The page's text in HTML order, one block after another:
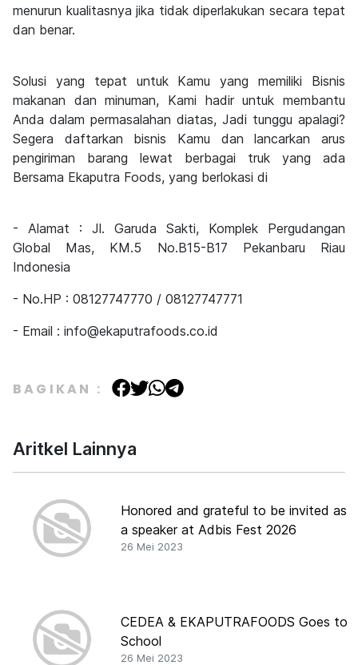
menurun kualitasnya jika tidak diperlakukan secara tepat
dan benar.
Solusi yang tepat untuk Kamu yang memiliki Bisnis
makanan dan minuman, Kami hadir untuk membantu
Anda dalam permasalahan diatas, Jadi tunggu apalagi?
Segera daftarkan bisnis Kamu dan lancarkan arus
pengiriman barang lewat berbagai truk yang ada
Bersama Ekaputra Foods, yang berlokasi di
- Alamat : Jl. Garuda Sakti, Komplek Pergudangan
Global Mas, KM.5 No.B15-B17 Pekanbaru Riau
Indonesia
- No.HP : 08127747770 / 08127747771
- Email : info@ekaputrafoods.co.id
BAGIKAN :
Aritkel Lainnya
Honored and grateful to be invited as
a speaker at Adbis Fest 2026
26 Mei 2023
CEDEA & EKAPUTRAFOODS Goes to
School
26 Mei 2023